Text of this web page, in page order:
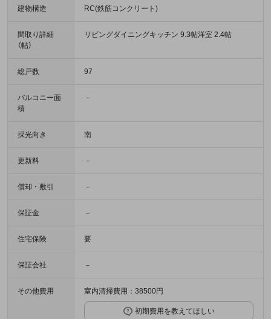
建物構造 RC(鉄筋コンクリート)
間取り詳細
（帖）
リビングダイニングキッチン 9.3帖洋室 2.4帖
総戸数 97
バルコニー面
積
－
採光向き 南
更新料 －
償却・敷引 －
保証金 －
住宅保険 要
保証会社 －
その他費用 室内清掃費用：38500円
初期費用を教えてほしい